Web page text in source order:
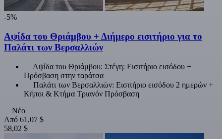
-5%
Αψίδα του Θριάμβου + Διήμερο εισιτήριο για το
Παλάτι των Βερσαλλιών
Αψίδα του Θριάμβου: Στέγη: Εισιτήριο εισόδου +
Πρόσβαση στην ταράτσα
Παλάτι των Βερσαλλιών: Εισιτήριο εισόδου 2 ημερών +
Κήποι & Κτήμα Τριανόν Πρόσβαση
Νέο
Από 61,07 $
58,02 $